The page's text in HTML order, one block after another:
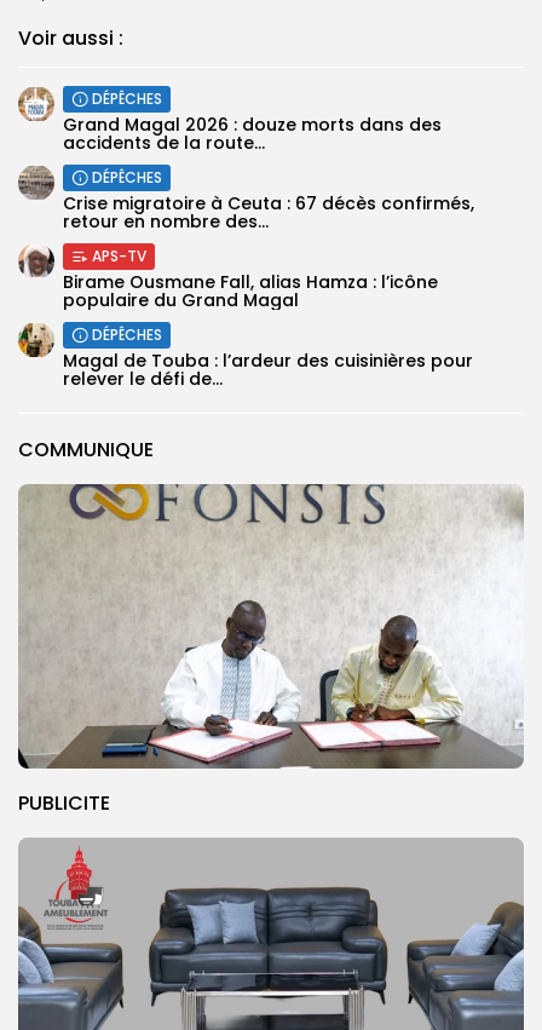
COMMUNIQUE
PUBLICITE
Voir aussi :
DÉPÊCHES
Grand Magal 2026 : douze morts dans des
accidents de la route...
DÉPÊCHES
Crise migratoire à Ceuta : 67 décès confirmés,
retour en nombre des...
APS-TV
Birame Ousmane Fall, alias Hamza : l’icône
populaire du Grand Magal
DÉPÊCHES
Magal de Touba : l’ardeur des cuisinières pour
relever le défi de...